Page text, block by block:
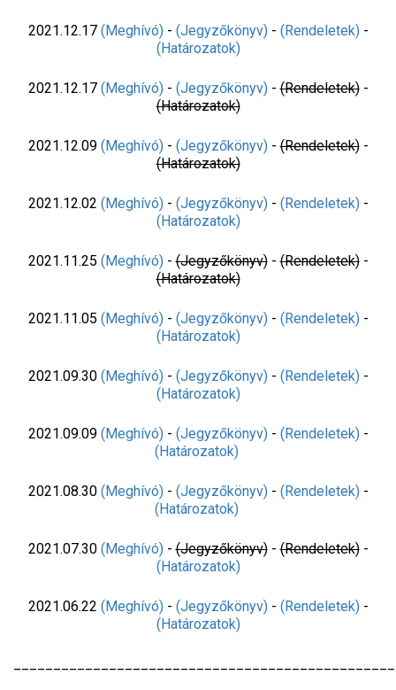
2021.12.17 (Meghívó)- (Jegyzőkönyv)- (Rendeletek)-
(Határozatok)
2021.12.17 (Meghívó)- (Jegyzőkönyv)-(Rendeletek)-
(Határozatok)
2021.12.09 (Meghívó)- (Jegyzőkönyv)-(Rendeletek)-
(Határozatok)
2021.12.02 (Meghívó)- (Jegyzőkönyv)- (Rendeletek)-
(Határozatok)
2021.11.25 (Meghívó)-(Jegyzőkönyv)-(Rendeletek)-
(Határozatok)
2021.11.05 (Meghívó)- (Jegyzőkönyv)- (Rendeletek)-
(Határozatok)
2021.09.30 (Meghívó)- (Jegyzőkönyv)- (Rendeletek)-
(Határozatok)
2021.09.09 (Meghívó)- (Jegyzőkönyv)- (Rendeletek)-
(Határozatok)
2021.08.30 (Meghívó)- (Jegyzőkönyv)- (Rendeletek)-
(Határozatok)
2021.07.30 (Meghívó)-(Jegyzőkönyv)-(Rendeletek)-
(Határozatok)
2021.06.22 (Meghívó)- (Jegyzőkönyv)- (Rendeletek)-
(Határozatok)